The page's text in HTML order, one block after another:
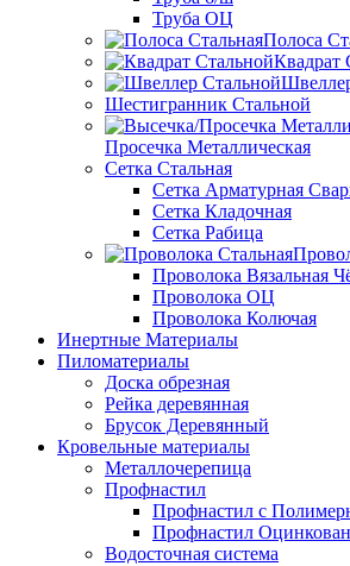
Труба ОЦ
Полоса
Квадрат
Шестигранник Стальной
Просечка Металлическая
Сетка Стальная
Сетка Арматурная
Сетка Кладочная
Сетка Рабица
Проволока Вязальная
Проволока ОЦ
Проволока Колючая
Инертные Материалы
Пиломатериалы
Доска обрезная
Рейка деревянная
Брусок Деревянный
Кровельные материалы
Металлочерепица
Профнастил
Профнастил с
Профнастил
Водосточная система